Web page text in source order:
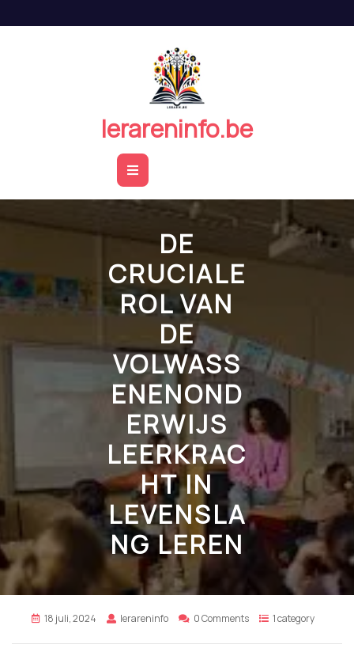
de
lerareninfo.be
Open
Button
DE
CRUCIALE
ROL VAN
DE
VOLWASS
ENENOND
ERWIJS
LEERKRAC
HT IN
LEVENSLA
NG LEREN
18 juli, 2024 lerareninfo 0 Comments 1 category